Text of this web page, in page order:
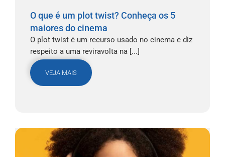
O que é um plot twist? Conheça os 5
maiores do cinema
O plot twist é um recurso usado no cinema e diz
respeito a uma reviravolta na [...]
VEJA MAIS